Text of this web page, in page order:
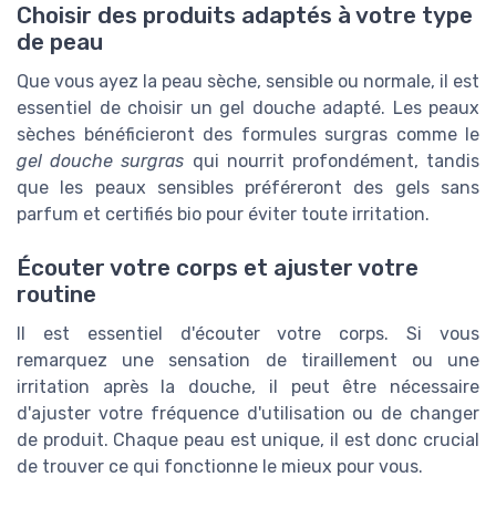
Choisir des produits adaptés à votre type
de peau
Que vous ayez la peau sèche, sensible ou normale, il est
essentiel de choisir un gel douche adapté. Les peaux
sèches bénéficieront des formules surgras comme le
gel douche surgras qui nourrit profondément, tandis
que les peaux sensibles préféreront des gels sans
parfum et certifiés bio pour éviter toute irritation.
Écouter votre corps et ajuster votre
routine
Il est essentiel d'écouter votre corps. Si vous
remarquez une sensation de tiraillement ou une
irritation après la douche, il peut être nécessaire
d'ajuster votre fréquence d'utilisation ou de changer
de produit. Chaque peau est unique, il est donc crucial
de trouver ce qui fonctionne le mieux pour vous.